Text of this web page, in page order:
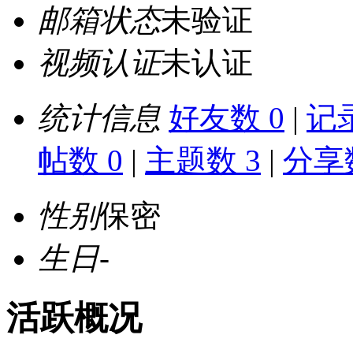
邮箱状态未验证
视频认证未认证
统计信息 好友数 0 | 记
帖数 0 | 主题数 3 | 分享
性别保密
生日-
活跃概况